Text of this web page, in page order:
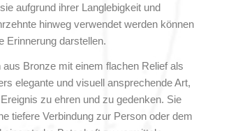
aufgrund ihrer Langlebigkeit und
hinweg verwendet werden können
Erinnerung darstellen.
Bronze mit einem flachen Relief als
elegante und visuell ansprechende Art,
zu ehren und zu gedenken. Sie
tiefere Verbindung zur Person oder dem